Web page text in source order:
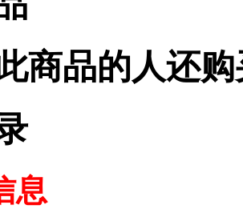
商品的人还
息